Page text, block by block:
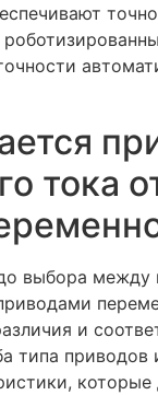
тока
выбора между
и
типа приводов
которые